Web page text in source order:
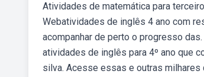
Atividades de matemática para
Webatividades de inglês 4 ano com
acompanhar de perto o progresso
atividades de inglês para 4º ano que
silva. Acesse essas e outras